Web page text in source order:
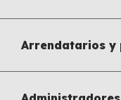
Arrendatarios